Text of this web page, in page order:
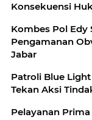
Konsekuensi
Kombes Pol Edy
Pengamanan
Jabar
Patroli Blue
Tekan Aksi
Pelayanan